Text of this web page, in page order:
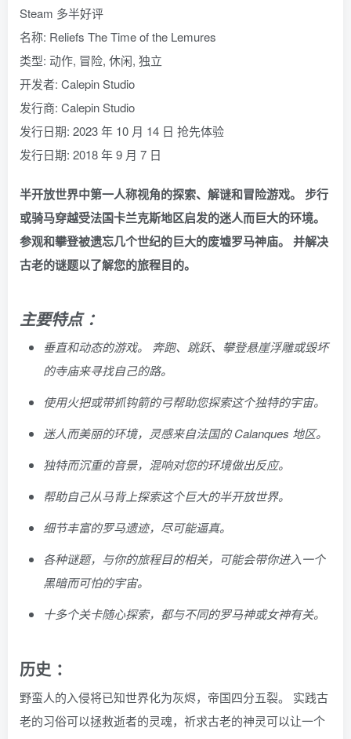
Steam 多半好评
名称: Reliefs The Time of the Lemures
类型: 动作, 冒险, 休闲, 独立
开发者: Calepin Studio
发行商: Calepin Studio
发行日期: 2023 年 10 月 14 日 抢先体验
发行日期: 2018 年 9 月 7 日
半开放世界中第一人称视角的探索、解谜和冒险游戏。 步行
或骑马穿越受法国卡兰克斯地区启发的迷人而巨大的环境。
参观和攀登被遗忘几个世纪的巨大的废墟罗马神庙。 并解决
古老的谜题以了解您的旅程目的。
主要特点 ：
垂直和动态的游戏。 奔跑、跳跃、攀登悬崖浮雕或毁坏
的寺庙来寻找自己的路。
使用火把或带抓钩箭的弓帮助您探索这个独特的宇宙。
迷人而美丽的环境，灵感来自法国的 Calanques 地区。
独特而沉重的音景，混响对您的环境做出反应。
帮助自己从马背上探索这个巨大的半开放世界。
细节丰富的罗马遗迹，尽可能逼真。
各种谜题，与你的旅程目的相关，可能会带你进入一个
黑暗而可怕的宇宙。
十多个关卡随心探索，都与不同的罗马神或女神有关。
历史 ：
野蛮人的入侵将已知世界化为灰烬，帝国四分五裂。 实践古
老的习俗可以拯救逝者的灵魂，祈求古老的神灵可以让一个